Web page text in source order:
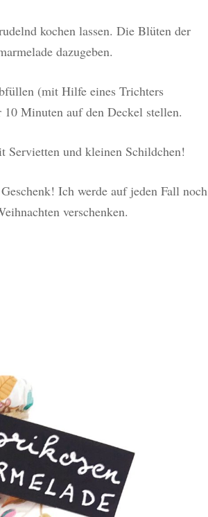
kochen lassen. Die Blüten der
dazugeben.
(mit Hilfe eines Trichters
Minuten auf den Deckel stellen.
Servietten und kleinen Schildchen!
Ich werde auf jeden Fall noch
verschenken.